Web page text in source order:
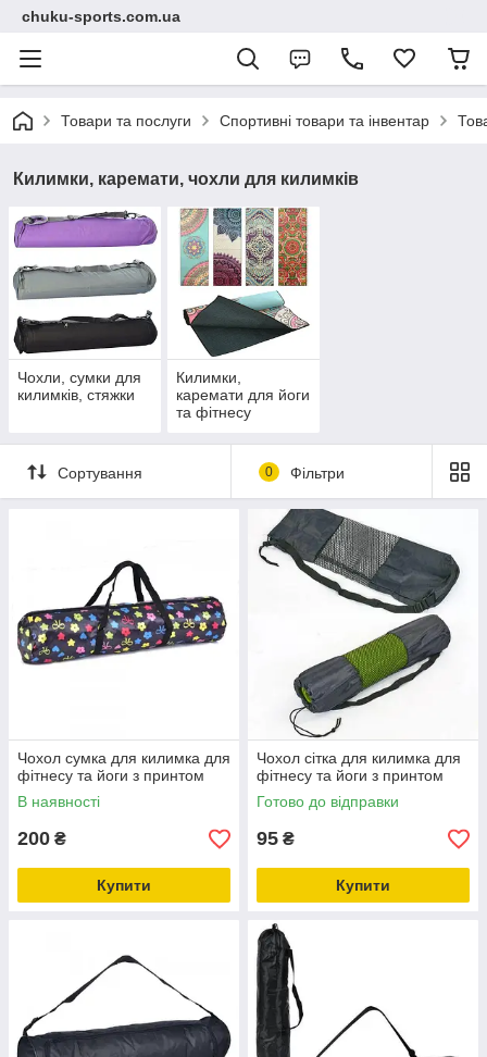
chuku-sports.com.ua
Товари та послуги Спортивні товари та інвентар
Килимки, каремати, чохли для килимків
Чохли, сумки для
килимків, стяжки
Килимки,
каремати для йоги
та фітнесу
Сортування 0 Фільтри
Чохол сумка для килимка для
фітнесу та йоги з принтом
В наявності
200 ₴
Купити
Чохол сітка для килимка для
фітнесу та йоги з принтом
Готово до відправки
95 ₴
Купити